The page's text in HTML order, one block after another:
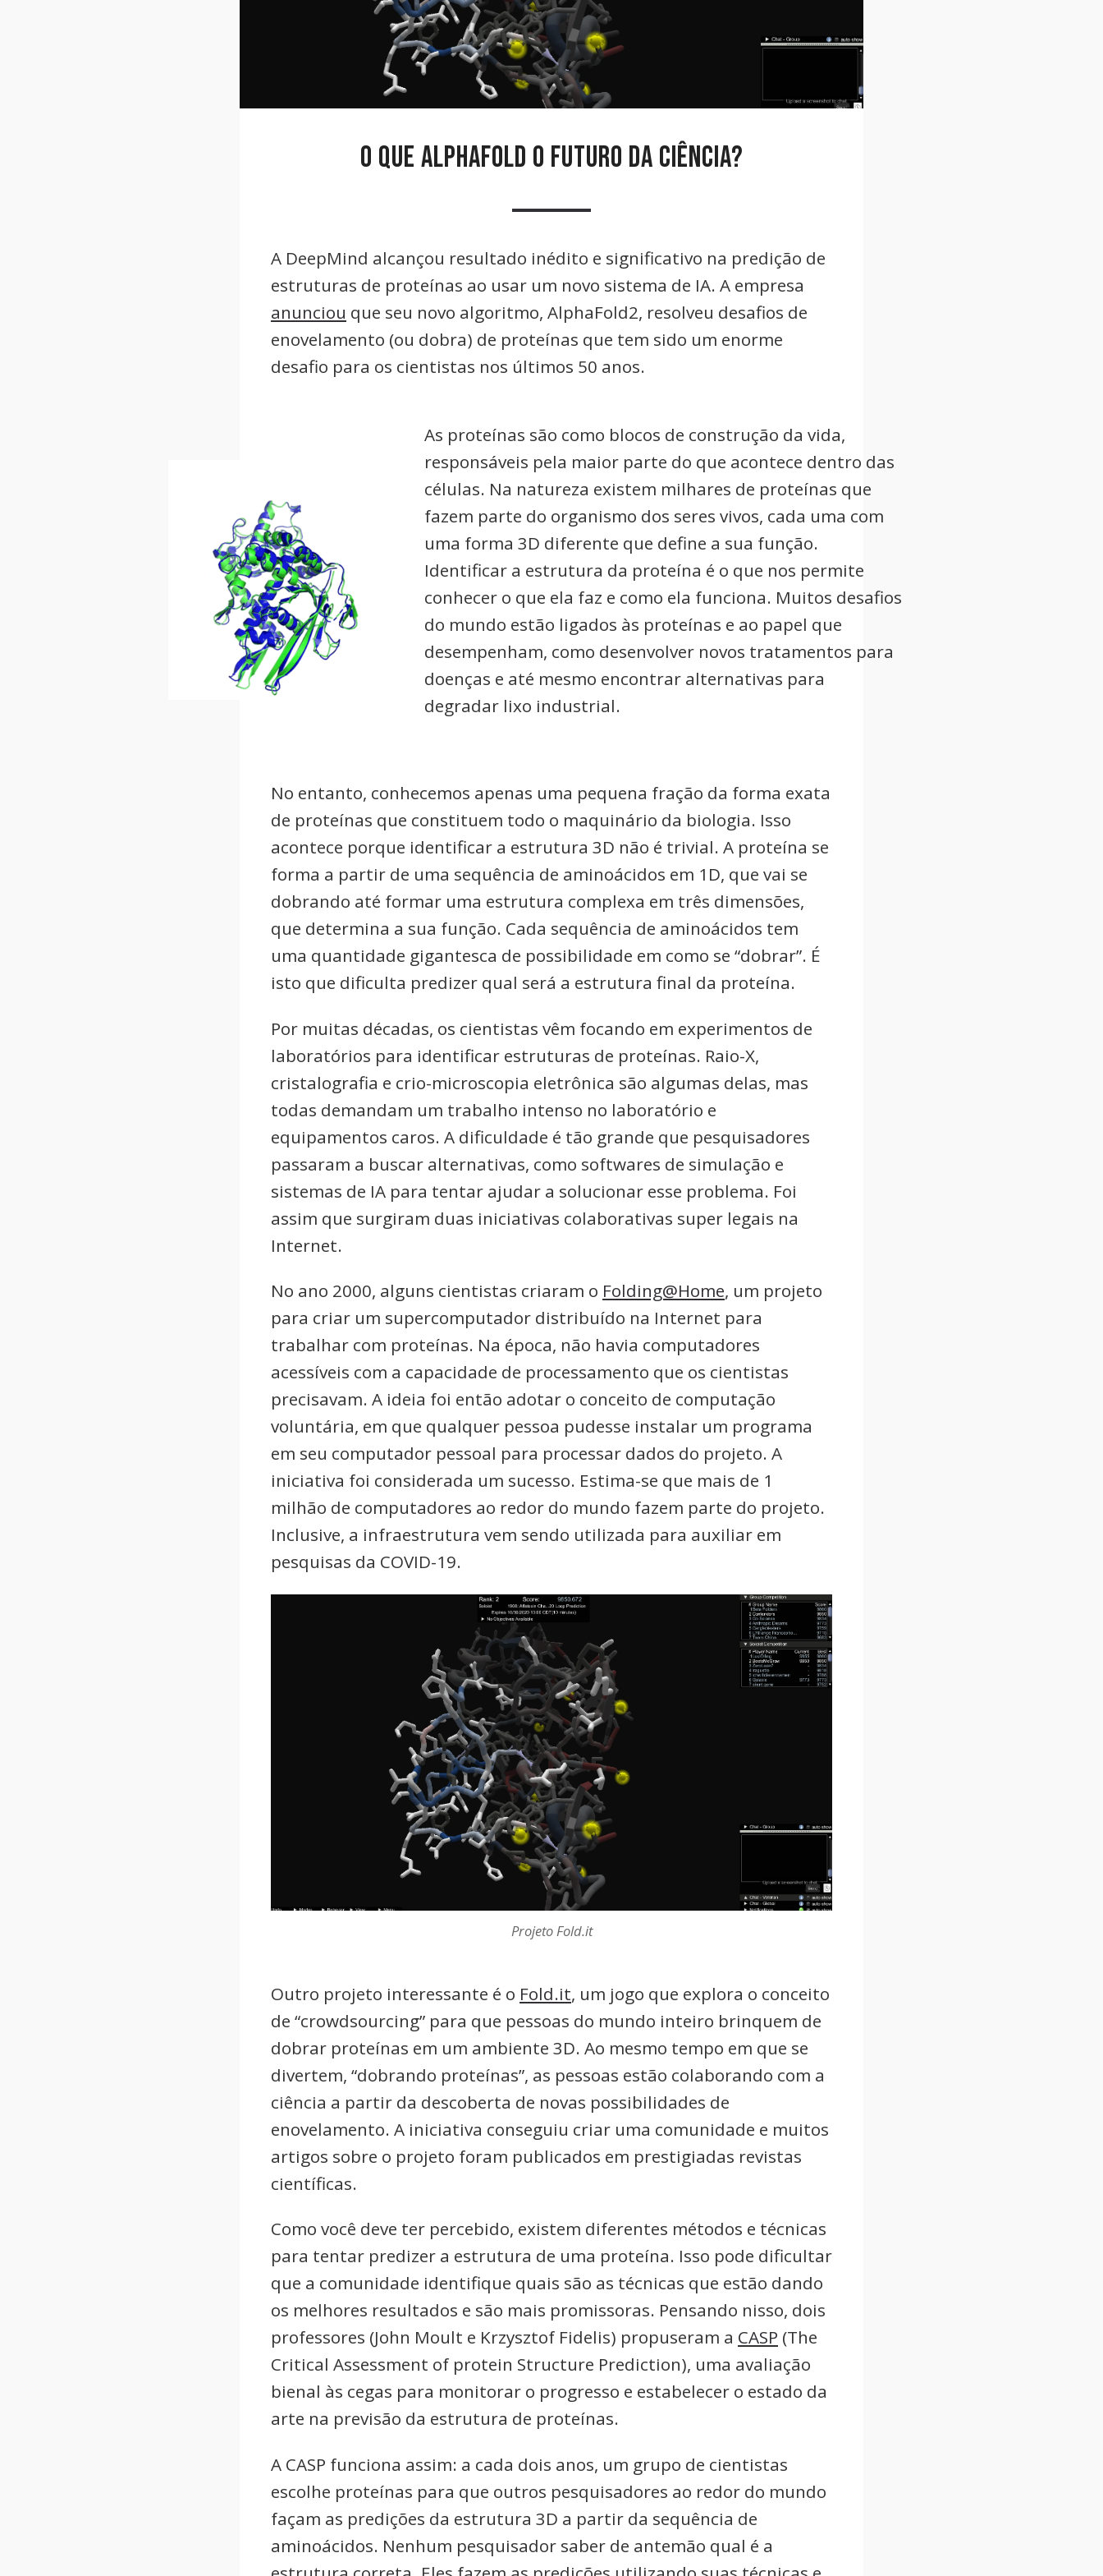
O QUE ALPHAFOLD O FUTURO DA CIÊNCIA?
A DeepMind alcançou resultado inédito e significativo na predição de
estruturas de proteínas ao usar um novo sistema de IA. A empresa
anunciou que seu novo algoritmo, AlphaFold2, resolveu desafios de
enovelamento (ou dobra) de proteínas que tem sido um enorme
desafio para os cientistas nos últimos 50 anos.
As proteínas são como blocos de construção da vida,
responsáveis pela maior parte do que acontece dentro das
células. Na natureza existem milhares de proteínas que
fazem parte do organismo dos seres vivos, cada uma com
uma forma 3D diferente que define a sua função.
Identificar a estrutura da proteína é o que nos permite
conhecer o que ela faz e como ela funciona. Muitos desafios
do mundo estão ligados às proteínas e ao papel que
desempenham, como desenvolver novos tratamentos para
doenças e até mesmo encontrar alternativas para
degradar lixo industrial.
No entanto, conhecemos apenas uma pequena fração da forma exata
de proteínas que constituem todo o maquinário da biologia. Isso
acontece porque identificar a estrutura 3D não é trivial. A proteína se
forma a partir de uma sequência de aminoácidos em 1D, que vai se
dobrando até formar uma estrutura complexa em três dimensões,
que determina a sua função. Cada sequência de aminoácidos tem
uma quantidade gigantesca de possibilidade em como se “dobrar”. É
isto que dificulta predizer qual será a estrutura final da proteína.
Por muitas décadas, os cientistas vêm focando em experimentos de
laboratórios para identificar estruturas de proteínas. Raio-X,
cristalografia e crio-microscopia eletrônica são algumas delas, mas
todas demandam um trabalho intenso no laboratório e
equipamentos caros. A dificuldade é tão grande que pesquisadores
passaram a buscar alternativas, como softwares de simulação e
sistemas de IA para tentar ajudar a solucionar esse problema. Foi
assim que surgiram duas iniciativas colaborativas super legais na
Internet.
No ano 2000, alguns cientistas criaram o Folding@Home, um projeto
para criar um supercomputador distribuído na Internet para
trabalhar com proteínas. Na época, não havia computadores
acessíveis com a capacidade de processamento que os cientistas
precisavam. A ideia foi então adotar o conceito de computação
voluntária, em que qualquer pessoa pudesse instalar um programa
em seu computador pessoal para processar dados do projeto. A
iniciativa foi considerada um sucesso. Estima-se que mais de 1
milhão de computadores ao redor do mundo fazem parte do projeto.
Inclusive, a infraestrutura vem sendo utilizada para auxiliar em
pesquisas da COVID-19.
Projeto Fold.it
Outro projeto interessante é o Fold.it, um jogo que explora o conceito
de “crowdsourcing” para que pessoas do mundo inteiro brinquem de
dobrar proteínas em um ambiente 3D. Ao mesmo tempo em que se
divertem, “dobrando proteínas”, as pessoas estão colaborando com a
ciência a partir da descoberta de novas possibilidades de
enovelamento. A iniciativa conseguiu criar uma comunidade e muitos
artigos sobre o projeto foram publicados em prestigiadas revistas
científicas.
Como você deve ter percebido, existem diferentes métodos e técnicas
para tentar predizer a estrutura de uma proteína. Isso pode dificultar
que a comunidade identifique quais são as técnicas que estão dando
os melhores resultados e são mais promissoras. Pensando nisso, dois
professores (John Moult e Krzysztof Fidelis) propuseram a CASP (The
Critical Assessment of protein Structure Prediction), uma avaliação
bienal às cegas para monitorar o progresso e estabelecer o estado da
arte na previsão da estrutura de proteínas.
A CASP funciona assim: a cada dois anos, um grupo de cientistas
escolhe proteínas para que outros pesquisadores ao redor do mundo
façam as predições da estrutura 3D a partir da sequência de
aminoácidos. Nenhum pesquisador saber de antemão qual é a